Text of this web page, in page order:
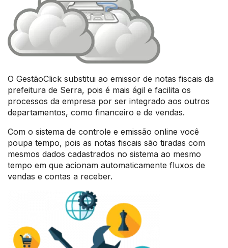
O GestãoClick substitui ao emissor de notas fiscais da
prefeitura de Serra, pois é mais ágil e facilita os
processos da empresa por ser integrado aos outros
departamentos, como financeiro e de vendas.
Com o sistema de controle e emissão online você
poupa tempo, pois as notas fiscais são tiradas com
mesmos dados cadastrados no sistema ao mesmo
tempo em que acionam automaticamente fluxos de
vendas e contas a receber.